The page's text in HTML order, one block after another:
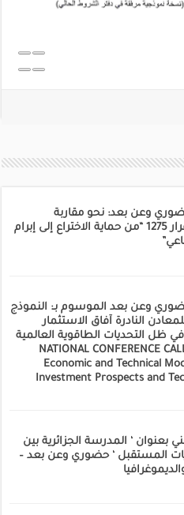
وعن بعد: نحو مقاربة
تسويقية لتفعيل القرار 1275 “من حماية الاختراع إلى إبرام
وعن بعد الموسوم بـ: النموذج
النادرة آفاق الاستثمار
في ظل التحديات الطاقوية العالمية
(NATIONAL CONFERENCE
Economic and Technical
Investment Prospects and
بعنوان ‘ المدرسة الجزائرية بين
المستقبل ‘ حضوري وعن بعد –